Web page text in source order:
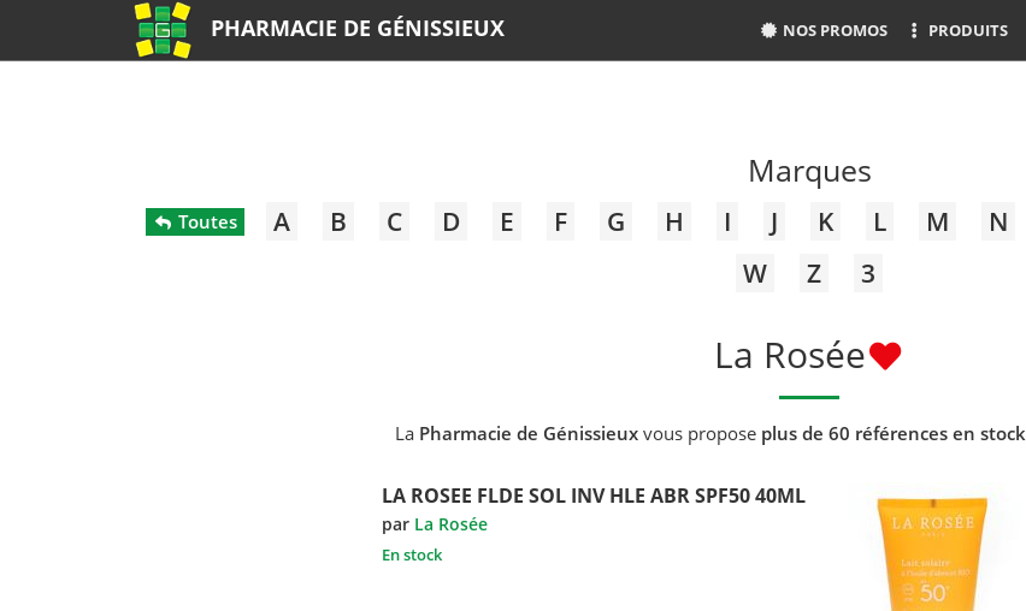
PHARMACIE DE GÉNISSIEUX NOS PROMOS PRODUITS
Marques
Toutes A B C D E F G H I J K L M N
W
Z 3
La Rosée
La Pharmacie de Génissieux vous propose plus de 60 références en stock
LA ROSEE FLDE SOL INV HLE ABR SPF50 40ML
par La Rosée
En stock